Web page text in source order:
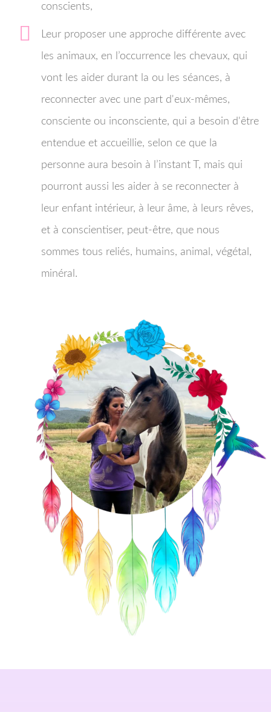
conscients,
Leur proposer une approche différente avec
les animaux, en l’occurrence les chevaux, qui
vont les aider durant la ou les séances, à
reconnecter avec une part d'eux-mêmes,
consciente ou inconsciente, qui a besoin d'être
entendue et accueillie, selon ce que la
personne aura besoin à l’instant T, mais qui
pourront aussi les aider à se reconnecter à
leur enfant intérieur, à leur âme, à leurs rêves,
et à conscientiser, peut-être, que nous
sommes tous reliés, humains, animal, végétal,
minéral.